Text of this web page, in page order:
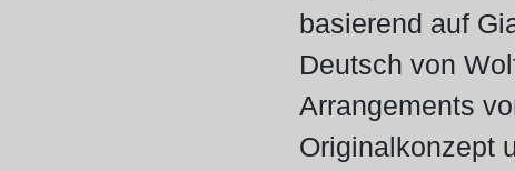
basierend auf
Deutsch von
Arrangements
Originalkonzept